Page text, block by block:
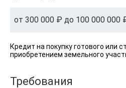
от 300 000 ₽ до 100 000 000
Кредит на покупку готового
приобретением земельного
Требования